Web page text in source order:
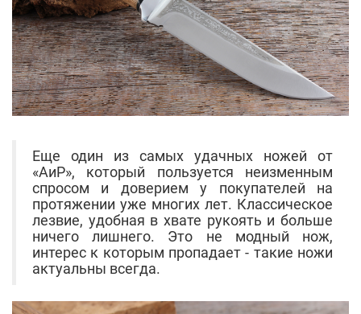
Еще один из самых удачных ножей от
«АиР», который пользуется неизменным
спросом и доверием у покупателей на
протяжении уже многих лет. Классическое
лезвие, удобная в хвате рукоять и больше
ничего лишнего. Это не модный нож,
интерес к которым пропадает - такие ножи
актуальны всегда.